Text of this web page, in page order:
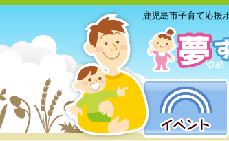
鹿児島市子育て応援